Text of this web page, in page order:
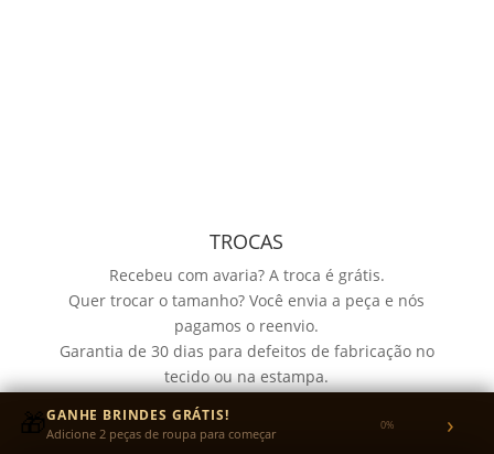
TROCAS
Recebeu com avaria? A troca é grátis.
Quer trocar o tamanho? Você envia a peça e nós
pagamos o reenvio.
Garantia de 30 dias para defeitos de fabricação no
tecido ou na estampa.
🎁GANHE BRINDES GRÁTIS!
Adicione 2 peças de roupa para começar 0% ›